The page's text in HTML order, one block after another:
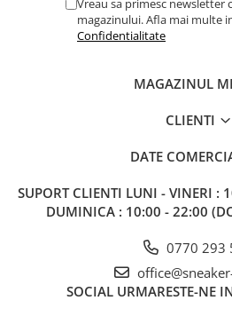
Vreau sa primesc newsletter
magazinului. Afla mai multe
Confidentialitate
MAGAZINUL
CLIENTI
DATE
SUPORT CLIENTI LUNI - VINERI :
DUMINICA : 10:00 - 22:00
0770 293
SOCIAL URMARESTE-NE